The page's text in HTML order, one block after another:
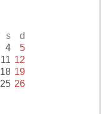
s d
4 5
11 12
18 19
25 26